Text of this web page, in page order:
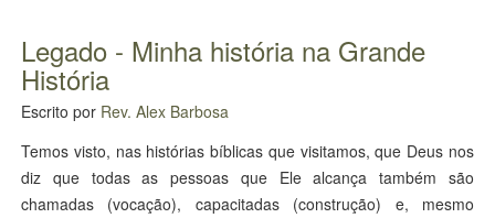
Legado - Minha história na Grande
História
Escrito por Rev. Alex Barbosa
Temos visto, nas histórias bíblicas que visitamos, que Deus nos
diz que todas as pessoas que Ele alcança também são
chamadas (vocação), capacitadas (construção) e, mesmo